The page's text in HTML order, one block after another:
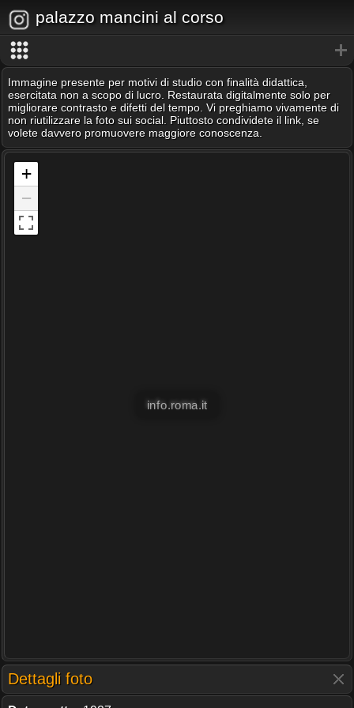
palazzo mancini al corso
Immagine presente per motivi di studio con finalità didattica,
esercitata non a scopo di lucro. Restaurata digitalmente solo per
migliorare contrasto e difetti del tempo. Vi preghiamo vivamente di
non riutilizzare la foto sui social. Piuttosto condividete il link, se
volete davvero promuovere maggiore conoscenza.
+
−
info.roma.it
Dettagli foto